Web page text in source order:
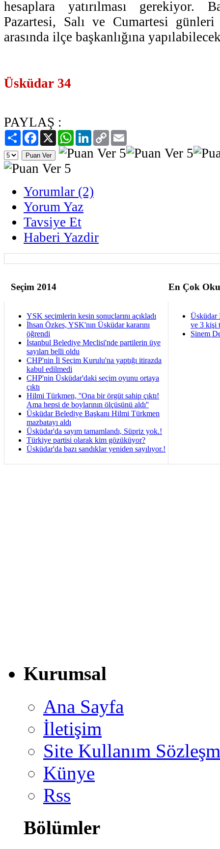
hesaplara yatırılması gerekiyor.
Pazartesi, Salı ve Cumartesi
arasında ilçe başkanlığına
Üsküdar 34
PAYLAŞ :
PaylaşFacebook
X WhatsAppLinkedIn
Copy
Link
Yorumlar (2)
Yorum Yaz
Tavsiye Et
Haberi Yazdir
Seçim 2014 En Çok
YSK seçimlerin kesin sonuçlarını açıkladı
İhsan Özkes, YSK'nın Üsküdar kararını
öğrendi
İstanbul Belediye Meclisi'nde partilerin üye
sayıları belli oldu
CHP'nin İl Seçim Kurulu'na yaptığı itirazda
kabul edilmedi
CHP'nin Üsküdar'daki seçim oyunu ortaya
çıktı
Hilmi Türkmen, ''Ona bir örgüt sahip çıktı!
Ama hepsi de boylarının ölçüsünü aldı''
Üsküdar Belediye Başkanı Hilmi Türkmen
mazbatayı aldı
Üsküdar'da sayım tamamlandı, Süpriz yok.!
Türkiye partisi olarak kim gözüküyor?
Üsküdar'da bazı sandıklar yeniden sayılıyor.!
Üsküdar
ve 3 kişi
Sinem
Kurumsal
Ana Sayfa
İletişim
Site Kullanım
Künye
Rss
Bölümler